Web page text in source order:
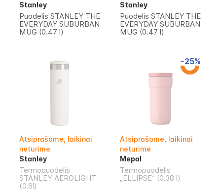
Stanley
Puodelis STANLEY THE
EVERYDAY SUBURBAN
MUG (0.47 l)
Stanley
Puodelis STANLEY THE
EVERYDAY SUBURBAN
MUG (0.47 l)
Atsiprašome, laikinai
neturime
Stanley
Termopuodelis
STANLEY AEROLIGHT
(0.6l)
-25%
Atsiprašome, laikinai
neturime
Mepal
Termopuodelis
„ELLIPSE“ (0.38 l)